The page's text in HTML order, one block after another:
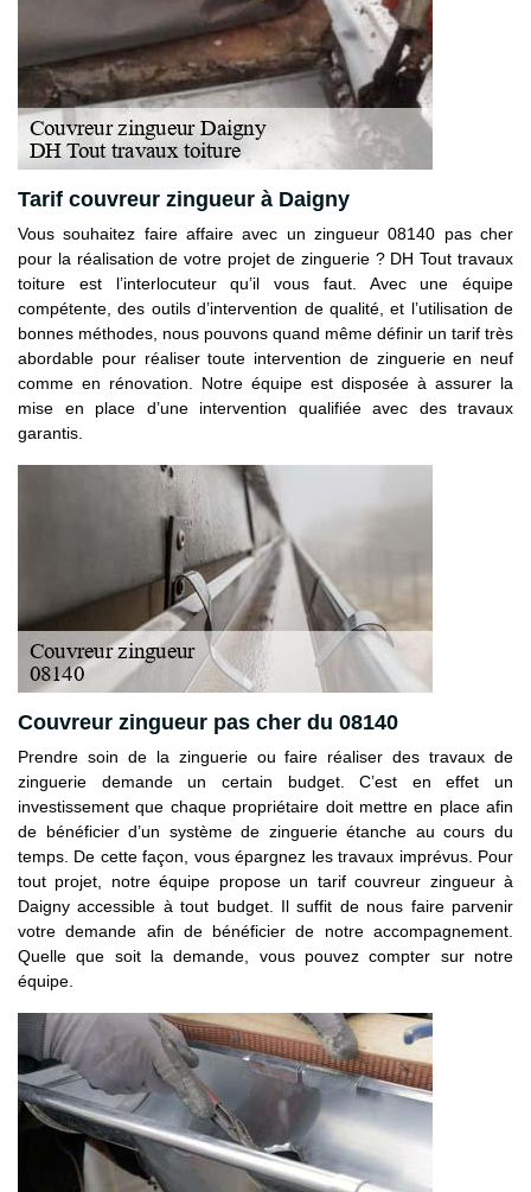
Tarif couvreur zingueur à Daigny
Vous souhaitez faire affaire avec un zingueur 08140 pas cher
pour la réalisation de votre projet de zinguerie ? DH Tout travaux
toiture est l’interlocuteur qu’il vous faut. Avec une équipe
compétente, des outils d’intervention de qualité, et l’utilisation de
bonnes méthodes, nous pouvons quand même définir un tarif très
abordable pour réaliser toute intervention de zinguerie en neuf
comme en rénovation. Notre équipe est disposée à assurer la
mise en place d’une intervention qualifiée avec des travaux
garantis.
Couvreur zingueur pas cher du 08140
Prendre soin de la zinguerie ou faire réaliser des travaux de
zinguerie demande un certain budget. C’est en effet un
investissement que chaque propriétaire doit mettre en place afin
de bénéficier d’un système de zinguerie étanche au cours du
temps. De cette façon, vous épargnez les travaux imprévus. Pour
tout projet, notre équipe propose un tarif couvreur zingueur à
Daigny accessible à tout budget. Il suffit de nous faire parvenir
votre demande afin de bénéficier de notre accompagnement.
Quelle que soit la demande, vous pouvez compter sur notre
équipe.